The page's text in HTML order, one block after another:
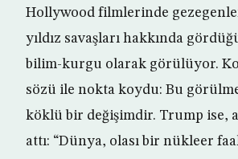
Hollywood filmlerinde
yıldız savaşları hakkında
bilim-kurgu olarak görülüyor.
sözü ile nokta koydu: Bu
köklü bir değişimdir. Trump ise,
attı: “Dünya, olası bir nükleer